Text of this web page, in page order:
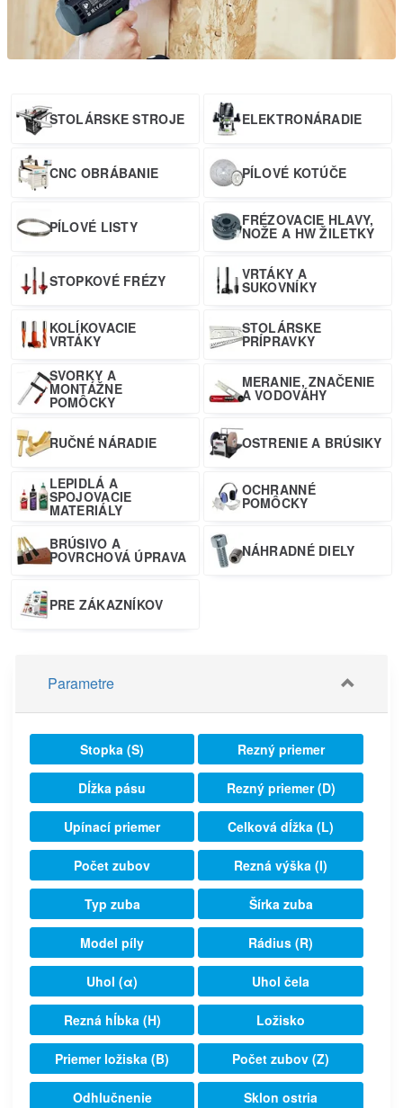
STOLÁRSKE STROJE ELEKTRONÁRADIE
CNC OBRÁBANIE PÍLOVÉ KOTÚČE
PÍLOVÉ LISTY FRÉZOVACIE HLAVY,
NOŽE A HW ŽILETKY
STOPKOVÉ FRÉZY VRTÁKY A
SUKOVNÍKY
KOLÍKOVACIE
VRTÁKY
STOLÁRSKE
PRÍPRAVKY
SVORKY A
MONTÁŽNE
POMÔCKY
MERANIE, ZNAČENIE
A VODOVÁHY
RUČNÉ NÁRADIE OSTRENIE A BRÚSIKY
LEPIDLÁ A
SPOJOVACIE
MATERIÁLY
OCHRANNÉ
POMÔCKY
BRÚSIVO A
POVRCHOVÁ ÚPRAVA NÁHRADNÉ DIELY
PRE ZÁKAZNÍKOV
Parametre
Stopka (S) Rezný priemer
Dĺžka pásu Rezný priemer (D)
Upínací priemer Celková dĺžka (L)
Počet zubov Rezná výška (I)
Typ zuba Šírka zuba
Model píly Rádius (R)
Uhol (α) Uhol čela
Rezná hĺbka (H) Ložisko
Priemer ložiska (B) Počet zubov (Z)
Odhlučnenie Sklon ostria